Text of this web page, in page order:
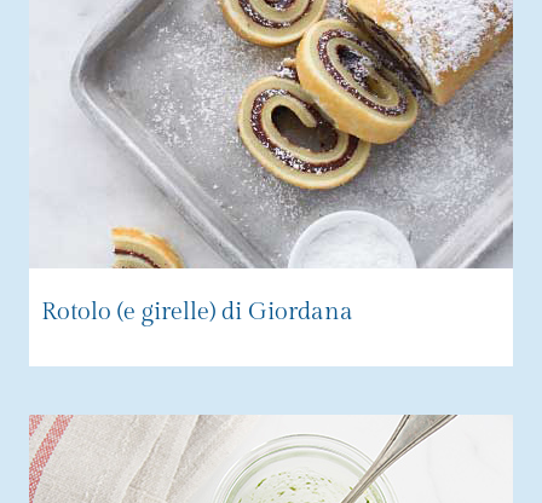
Rotolo (e girelle) di Giordana